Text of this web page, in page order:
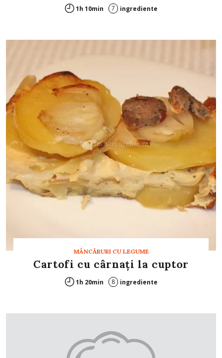
1h 10min 7 ingrediente
MÂNCĂRURI CU LEGUME
Cartofi cu cârnaţi la cuptor
1h 20min 8 ingrediente